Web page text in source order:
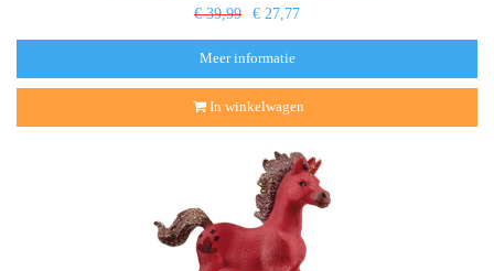
€ 39,99 € 27,77
Meer informatie
In winkelwagen